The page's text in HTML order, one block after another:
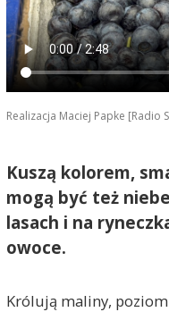
Realizacja Maciej Papke [Radio
Kuszą kolorem,
mogą być też
lasach i na
owoce.
Królują maliny,